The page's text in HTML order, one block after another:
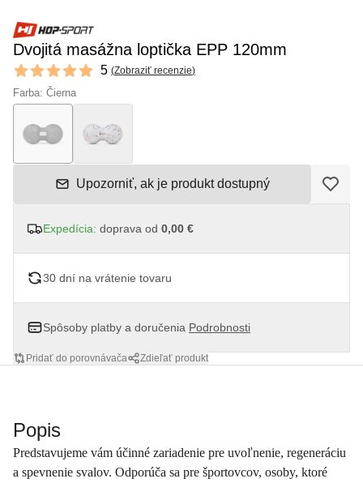
Dvojitá masážna loptička EPP 120mm
Reviews
5 out of 5 stars 5 (Zobraziť recenzie)
Farba: Čierna
Upozorniť, ak je produkt dostupný
Expedícia: doprava od 0,00 €
30 dní na vrátenie tovaru
Spôsoby platby a doručenia Podrobnosti
Pridať do porovnávača Zdieľať produkt
Popis
Predstavujeme vám účinné zariadenie pre uvoľnenie, regeneráciu
a spevnenie svalov. Odporúča sa pre športovcov, osoby, ktoré